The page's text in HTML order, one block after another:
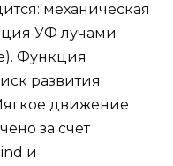
механическая
УФ лучами
Функция
развития
движение
за счет
и